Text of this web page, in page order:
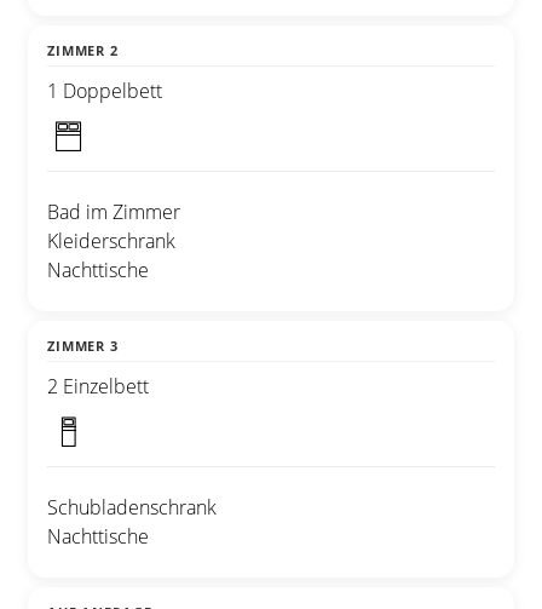
ZIMMER 2
1 Doppelbett
Bad im Zimmer
Kleiderschrank
Nachttische
ZIMMER 3
2 Einzelbett
Schubladenschrank
Nachttische